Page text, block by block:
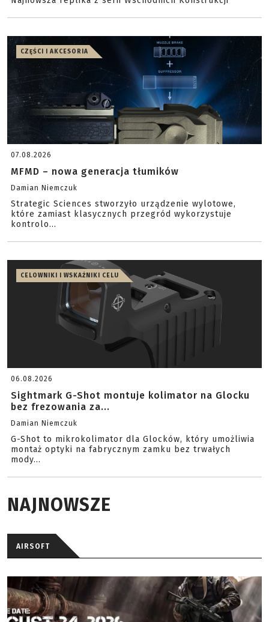
CZĘŚCI I AKCESORIA
07.08.2026
MFMD – nowa generacja tłumików
Damian Niemczuk
Strategic Sciences stworzyło urządzenie wylotowe,
które zamiast klasycznych przegród wykorzystuje
kontrolo...
CELOWNIKI I WSKAŹNIKI CELU
06.08.2026
Sightmark G-Shot montuje kolimator na Glocku
bez frezowania za...
Damian Niemczuk
G-Shot to mikrokolimator dla Glocków, który umożliwia
montaż optyki na fabrycznym zamku bez trwałych
mody...
NAJNOWSZE
AIRSOFT